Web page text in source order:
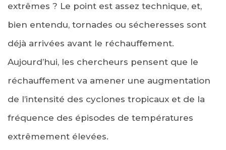
extrêmes ? Le point est assez technique, et,
bien entendu, tornades ou sécheresses sont
déjà arrivées avant le réchauffement.
Aujourd’hui, les chercheurs pensent que le
réchauffement va amener une augmentation
de l’intensité des cyclones tropicaux et de la
fréquence des épisodes de températures
extrêmement élevées.